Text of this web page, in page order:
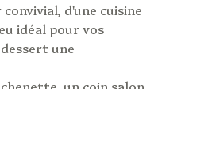
d'une cuisine
idéal pour vos
une
un coin salon,